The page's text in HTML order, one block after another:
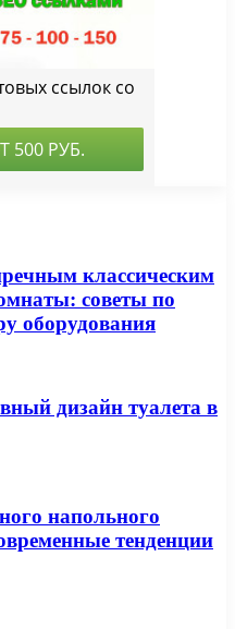
классическим
советы по
оборудования
дизайн туалета в
напольного
тенденции